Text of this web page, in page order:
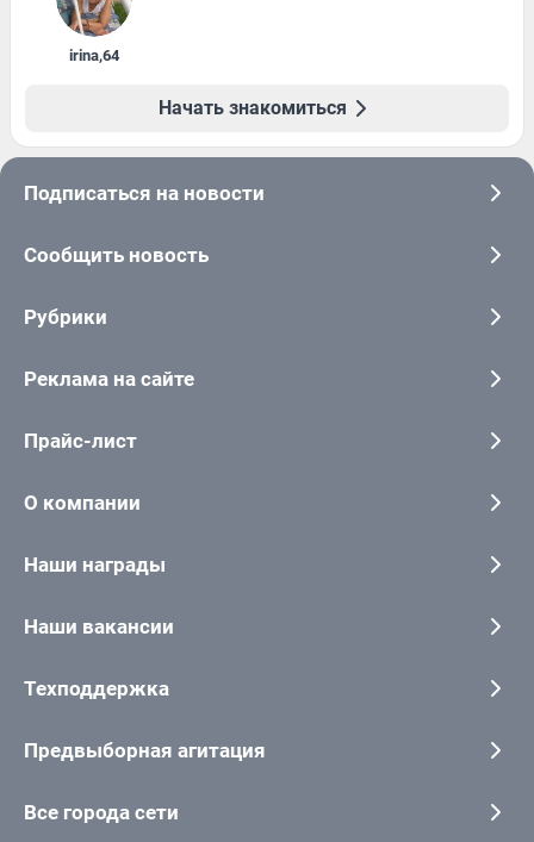
irina,64
Начать знакомиться
Подписаться на новости
Сообщить новость
Рубрики
Реклама на сайте
Прайс-лист
О компании
Наши награды
Наши вакансии
Техподдержка
Предвыборная агитация
Все города сети